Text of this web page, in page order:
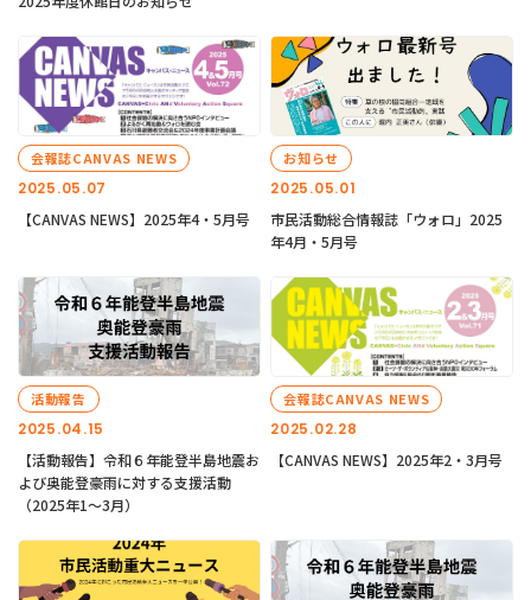
2025.05.07
会報誌CANVAS NEWS
【CANVAS NEWS】2025年4・5月号
2025.05.01
お知らせ
市民活動総合情報誌「ウォロ」2025
年4月・5月号
2025.04.15
活動報告
【活動報告】令和６年能登半島地震お
よび奥能登豪雨に対する支援活動
（2025年1〜3月）
2025.02.28
会報誌CANVAS NEWS
【CANVAS NEWS】2025年2・3月号